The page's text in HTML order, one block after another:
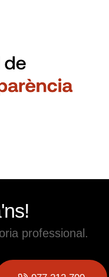
professional.